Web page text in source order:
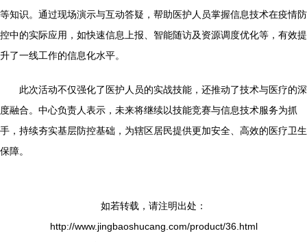
等知识。通过现场演示与互动答疑，帮助医护人员掌握信息技术在疫情防
控中的实际应用，如快速信息上报、智能随访及资源调度优化等，有效提
升了一线工作的信息化水平。
此次活动不仅强化了医护人员的实战技能，还推动了技术与医疗的深
度融合。中心负责人表示，未来将继续以技能竞赛与信息技术服务为抓
手，持续夯实基层防控基础，为辖区居民提供更加安全、高效的医疗卫生
保障。
如若转载，请注明出处：
http://www.jingbaoshucang.com/product/36.html